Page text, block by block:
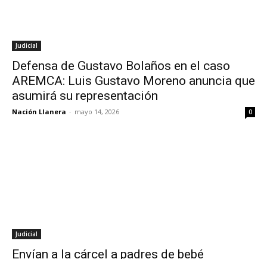
Judicial
Defensa de Gustavo Bolaños en el caso
AREMCA: Luis Gustavo Moreno anuncia que
asumirá su representación
Nación Llanera - mayo 14, 2026 0
Judicial
Envían a la cárcel a padres de bebé